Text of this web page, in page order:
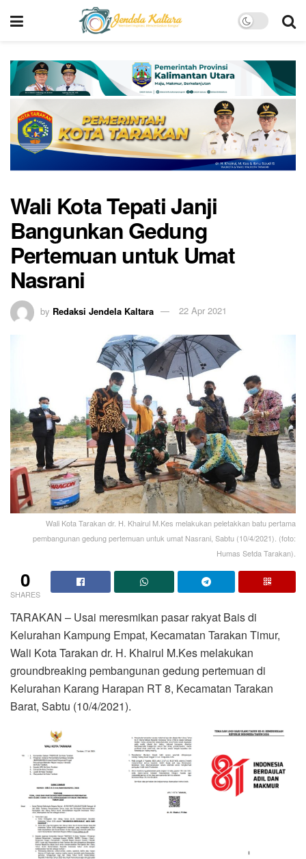
Wali Kota Tepati Janji
Bangunkan Gedung
Pertemuan untuk Umat
Nasrani
by Redaksi Jendela Kaltara 22 Apr 2021
Wali Kota Tarakan dr. H. Khairul M.Kes melakukan peletakkan batu pertama
pembangunan gedung pertemuan untuk umat Nasrani, Sabtu (10/4/2021). (foto:
Humas Setda Tarakan).
0
SHARES
TARAKAN – Usai meresmikan pasar rakyat Bais di
Kelurahan Kampung Empat, Kecamatan Tarakan Timur,
Wali Kota Tarakan dr. H. Khairul M.Kes melakukan
groundbreaking pembangunan gedung pertemuan di
Kelurahan Karang Harapan RT 8, Kecamatan Tarakan
Barat, Sabtu (10/4/2021).